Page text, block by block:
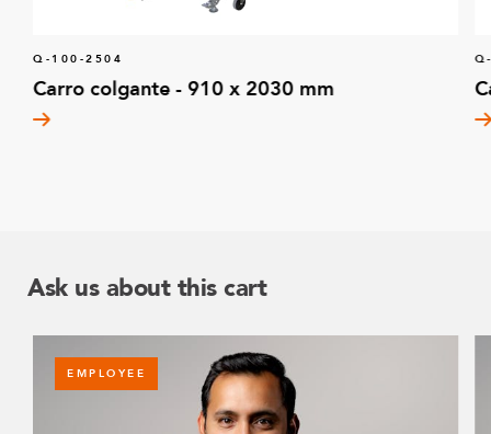
Q-100-2504
Carro colgante - 910 x 2030 mm
Ask us about this cart
EMPLOYEE